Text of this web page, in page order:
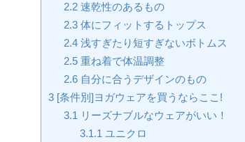
2.2 速乾性のあるもの
2.3 体にフィットするトップス
2.4 浅すぎたり短すぎないボトムス
2.5 重ね着で体温調整
2.6 自分に合うデザインのもの
3[条件別]ヨガウェアを買うならここ!
3.1 リーズナブルなウェアがいい！
3.1.1 ユニクロ